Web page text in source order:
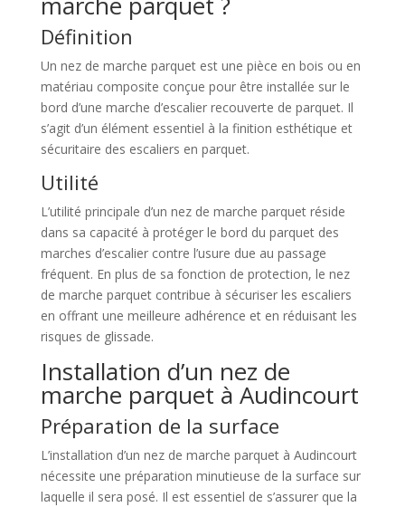
Définition
Un nez de marche parquet est une pièce en bois ou en
matériau composite conçue pour être installée sur le
bord d’une marche d’escalier recouverte de parquet. Il
s’agit d’un élément essentiel à la finition esthétique et
sécuritaire des escaliers en parquet.
Utilité
L’utilité principale d’un nez de marche parquet réside
dans sa capacité à protéger le bord du parquet des
marches d’escalier contre l’usure due au passage
fréquent. En plus de sa fonction de protection, le nez
de marche parquet contribue à sécuriser les escaliers
en offrant une meilleure adhérence et en réduisant les
risques de glissade.
Installation d’un nez de
marche parquet à Audincourt
Préparation de la surface
L’installation d’un nez de marche parquet à Audincourt
nécessite une préparation minutieuse de la surface sur
laquelle il sera posé. Il est essentiel de s’assurer que la